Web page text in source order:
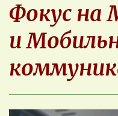
Фокус на
и